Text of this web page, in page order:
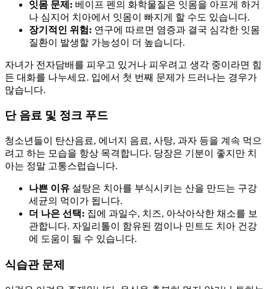
잇몸 문제: 베이프 펜의 화학물질은 잇몸을 아프게 하거
나 심지어 치아에서 잇몸이 빠지게 할 수도 있습니다.
장기적인 위험: 연구에 따르면 염증과 결국 심각한 잇몸
질환이 발생할 가능성이 더 높습니다.
자녀가 전자담배를 피우고 있거나 피우려고 생각 중이라면 힘
든 대화를 나누세요. 입에서 첫 번째 문제가 드러나는 경우가
많습니다.
단 음료 및 정크 푸드
청소년들이 탄산음료, 에너지 음료, 사탕, 과자 등을 계속 먹으
려고 하는 모습을 항상 목격합니다. 당장은 기분이 좋지만 치
아는 정말 고통스럽습니다.
나쁜 이유 설탕은 치아를 부식시키는 산을 만드는 구강
세균의 먹이가 됩니다.
더 나은 선택: 집에 과일수, 치즈, 아삭아삭한 채소를 보
관합니다. 자일리톨이 함유된 껌이나 민트도 치아 건강
에 도움이 될 수 있습니다.
식습관 문제